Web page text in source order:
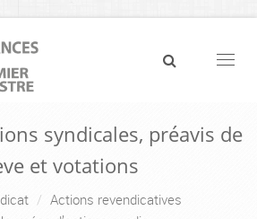
syndicales, préavis de
et votations
Actions revendicatives